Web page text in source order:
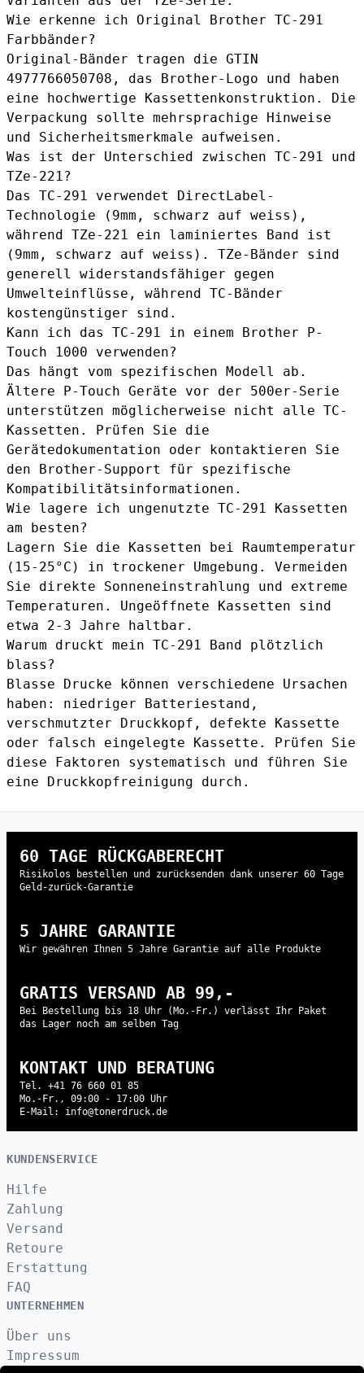
Wie erkenne ich Original Brother TC-291
Farbbänder?
Original-Bänder tragen die GTIN
4977766050708, das Brother-Logo und haben
eine hochwertige Kassettenkonstruktion. Die
Verpackung sollte mehrsprachige Hinweise
und Sicherheitsmerkmale aufweisen.
Was ist der Unterschied zwischen TC-291 und
TZe-221?
Das TC-291 verwendet DirectLabel-
Technologie (9mm, schwarz auf weiss),
während TZe-221 ein laminiertes Band ist
(9mm, schwarz auf weiss). TZe-Bänder sind
generell widerstandsfähiger gegen
Umwelteinflüsse, während TC-Bänder
kostengünstiger sind.
Kann ich das TC-291 in einem Brother P-
Touch 1000 verwenden?
Das hängt vom spezifischen Modell ab.
Ältere P-Touch Geräte vor der 500er-Serie
unterstützen möglicherweise nicht alle TC-
Kassetten. Prüfen Sie die
Gerätedokumentation oder kontaktieren Sie
den Brother-Support für spezifische
Kompatibilitätsinformationen.
Wie lagere ich ungenutzte TC-291 Kassetten
am besten?
Lagern Sie die Kassetten bei Raumtemperatur
(15-25°C) in trockener Umgebung. Vermeiden
Sie direkte Sonneneinstrahlung und extreme
Temperaturen. Ungeöffnete Kassetten sind
etwa 2-3 Jahre haltbar.
Warum druckt mein TC-291 Band plötzlich
blass?
Blasse Drucke können verschiedene Ursachen
haben: niedriger Batteriestand,
verschmutzter Druckkopf, defekte Kassette
oder falsch eingelegte Kassette. Prüfen Sie
diese Faktoren systematisch und führen Sie
eine Druckkopfreinigung durch.
60 TAGE RÜCKGABERECHT
Risikolos bestellen und zurücksenden dank unserer 60 Tage
Geld-zurück-Garantie
5 JAHRE GARANTIE
Wir gewähren Ihnen 5 Jahre Garantie auf alle Produkte
GRATIS VERSAND AB 99,-
Bei Bestellung bis 18 Uhr (Mo.-Fr.) verlässt Ihr Paket
das Lager noch am selben Tag
KONTAKT UND BERATUNG
Tel. +41 76 660 01 85
Mo.-Fr., 09:00 - 17:00 Uhr
E-Mail: info@tonerdruck.de
KUNDENSERVICE
Hilfe
Zahlung
Versand
Retoure
Erstattung
FAQ
UNTERNEHMEN
Über uns
Impressum